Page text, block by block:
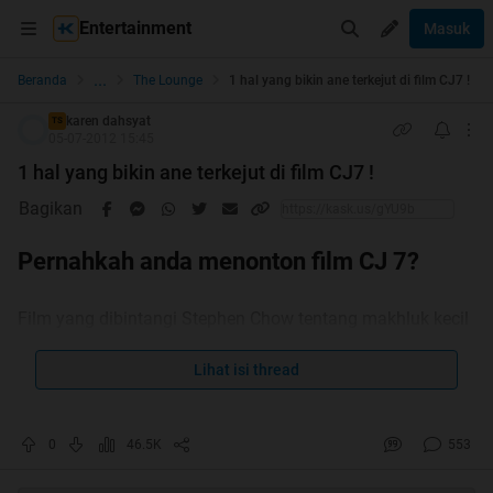
Entertainment Masuk
Beranda ... The Lounge 1 hal yang bikin ane terkejut di film CJ7 !
TS
karen dahsyat
1 hal yang bikin ane terkejut di film CJ7 !
Bagikan
Pernahkah anda menonton film CJ 7?
sedikit cerita mengenai film ini bagi yang belum pernah
Lihat isi thread
46.5K 553